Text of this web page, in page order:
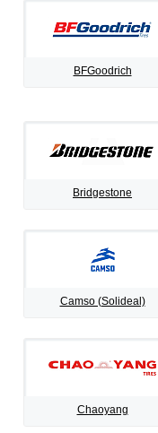
BFGoodrich
Bridgestone
Camso (Solideal)
Chaoyang